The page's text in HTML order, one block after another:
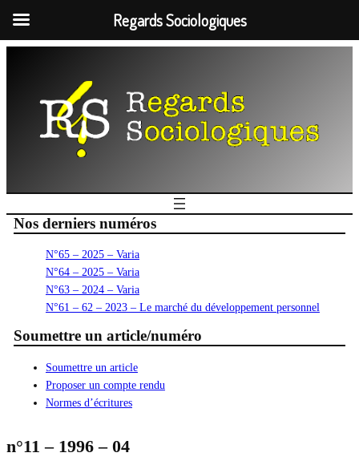
Nos derniers numéros
N°65 – 2025 – Varia
N°64 – 2025 – Varia
N°63 – 2024 – Varia
N°61 – 62 – 2023 – Le marché du développement personnel
Soumettre un article/numéro
Soumettre un article
Proposer un compte rendu
Normes d’écritures
n°11 – 1996 – 04
Regards Sociologiques